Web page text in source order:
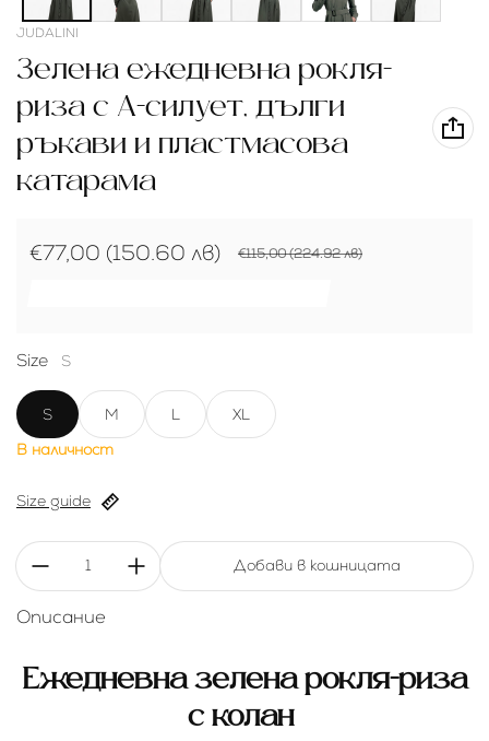
Доставчик:
JUDALINI
Зелена ежедневна рокля-
риза с А-силует, дълги
ръкави и пластмасова
катарама
Продажна цена
€77,00 (150.60 лв)
Редовна цена €115,00 (224.92 лв)
Size S
S M L
XL
В наличност
Size guide
Количество:
Добави в кошницата
Описание
Ежедневна зелена рокля-риза
с колан